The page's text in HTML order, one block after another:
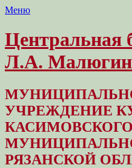
Меню
Центральная
Л.А.
УЧРЕЖДЕНИЕ
КАСИМОВСКОГО
РЯЗАНСКОЙ